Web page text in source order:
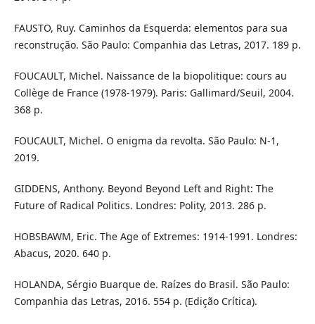
FAUSTO, Ruy. Caminhos da Esquerda: elementos para sua
reconstrução. São Paulo: Companhia das Letras, 2017. 189 p.
FOUCAULT, Michel. Naissance de la biopolitique: cours au
Collège de France (1978-1979). Paris: Gallimard/Seuil, 2004.
368 p.
FOUCAULT, Michel. O enigma da revolta. São Paulo: N-1,
2019.
GIDDENS, Anthony. Beyond Beyond Left and Right: The
Future of Radical Politics. Londres: Polity, 2013. 286 p.
HOBSBAWM, Eric. The Age of Extremes: 1914-1991. Londres:
Abacus, 2020. 640 p.
HOLANDA, Sérgio Buarque de. Raízes do Brasil. São Paulo:
Companhia das Letras, 2016. 554 p. (Edição Crítica).